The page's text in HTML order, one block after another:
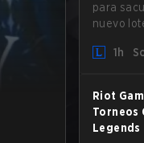
para
nuevo
los ADCs
1h
Riot
Torneos
Legends